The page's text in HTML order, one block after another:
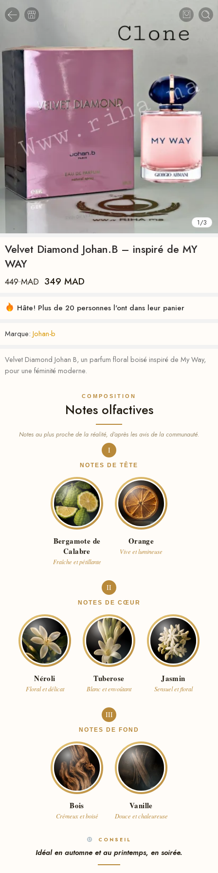
1/3
Velvet Diamond Johan.B – inspiré de MY
WAY
449MAD 349 MAD
Hâte! Plus de 20 personnes l'ont dans leur panier
Marque: Johan-b
Velvet Diamond Johan B, un parfum floral boisé inspiré de My Way,
pour une féminité moderne.
COMPOSITION
Notes olfactives
Notes au plus proche de la réalité, d’après les avis de la communauté.
I
NOTES DE TÊTE
Bergamote de
Calabre
Fraîche et pétillante
Orange
Vive et lumineuse
II
NOTES DE CŒUR
Néroli
Floral et délicat
Tuberose
Blanc et envoûtant
Jasmin
Sensuel et floral
III
NOTES DE FOND
Bois
Crémeux et boisé
Vanille
Douce et chaleureuse
CONSEIL
Idéal en automne et au printemps, en soirée.